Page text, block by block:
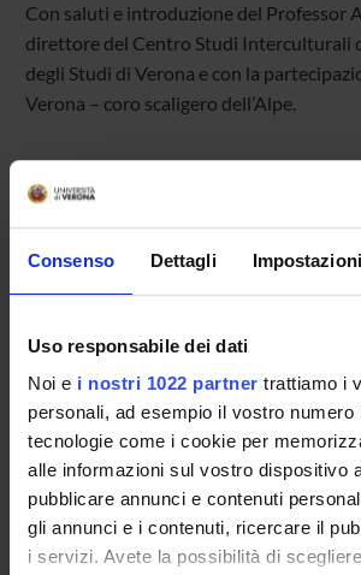
Consenso Dettagli
Uso responsabile dei dati
Noi e i nostri 1022 partner trattiamo i
personali, ad esempio il vostro numero
tecnologie come i cookie per
alle informazioni sul vostro dispositivo
pubblicare annunci e contenuti
gli annunci e i contenuti, ricercare il
i servizi. Avete la possibilità di
Con saluti e introduzione del Professor
direttore del Centro Studi Interculturali
degli Studi di Verona e con la
Verona – coro scaligero dell’Alpe.
di come lavora un coro a 4 voci, diretto
Bogoni.
TITOLO FORMATO (LINGUA,
Programma png (it, 2020 KB, 08/